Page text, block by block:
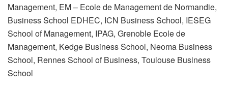
Management, EM – Ecole de Management de Normandie,
Business School EDHEC, ICN Business School, IESEG
School of Management, IPAG, Grenoble Ecole de
Management, Kedge Business School, Neoma Business
School, Rennes School of Business, Toulouse Business
School